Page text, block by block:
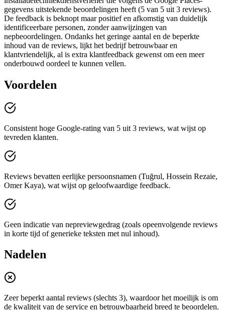
gegevens uitstekende beoordelingen heeft (5 van 5 uit 3 reviews).
De feedback is beknopt maar positief en afkomstig van duidelijk
identificeerbare personen, zonder aanwijzingen van
nepbeoordelingen. Ondanks het geringe aantal en de beperkte
inhoud van de reviews, lijkt het bedrijf betrouwbaar en
klantvriendelijk, al is extra klantfeedback gewenst om een meer
onderbouwd oordeel te kunnen vellen.
Voordelen
Consistent hoge Google-rating van 5 uit 3 reviews, wat wijst op
tevreden klanten.
Reviews bevatten eerlijke persoonsnamen (Tuğrul, Hossein Rezaie,
Omer Kaya), wat wijst op geloofwaardige feedback.
Geen indicatie van nepreviewgedrag (zoals opeenvolgende reviews
in korte tijd of generieke teksten met nul inhoud).
Nadelen
Zeer beperkt aantal reviews (slechts 3), waardoor het moeilijk is om
de kwaliteit van de service en betrouwbaarheid breed te beoordelen.